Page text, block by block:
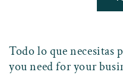
Todo lo que necesitas
you need for your